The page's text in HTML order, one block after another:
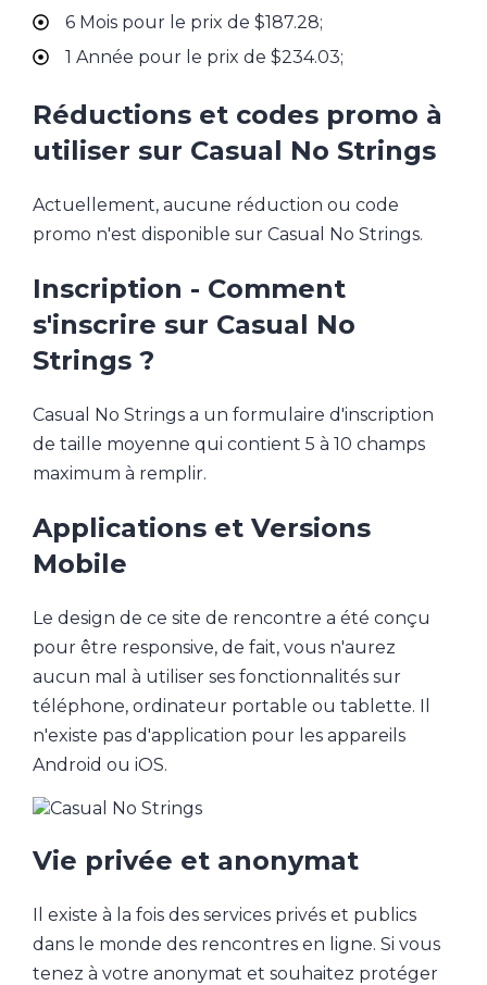
6 Mois pour le prix de $187.28;
1 Année pour le prix de $234.03;
Réductions et codes promo à
utiliser sur Casual No Strings
Actuellement, aucune réduction ou code
promo n'est disponible sur Casual No Strings.
Inscription - Comment
s'inscrire sur Casual No
Strings ?
Casual No Strings a un formulaire d'inscription
de taille moyenne qui contient 5 à 10 champs
maximum à remplir.
Applications et Versions
Mobile
Le design de ce site de rencontre a été conçu
pour être responsive, de fait, vous n'aurez
aucun mal à utiliser ses fonctionnalités sur
téléphone, ordinateur portable ou tablette. Il
n'existe pas d'application pour les appareils
Android ou iOS.
Vie privée et anonymat
Il existe à la fois des services privés et publics
dans le monde des rencontres en ligne. Si vous
tenez à votre anonymat et souhaitez protéger